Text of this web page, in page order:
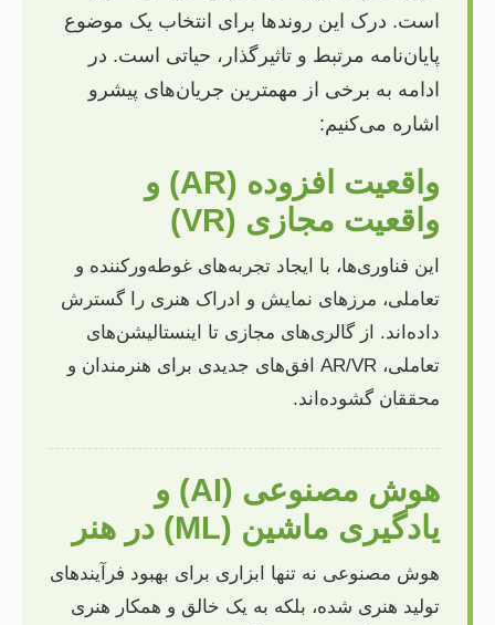
است. درک این روندها برای انتخاب یک موضوع
پایان‌نامه مرتبط و تاثیرگذار، حیاتی است. در
ادامه به برخی از مهمترین جریان‌های پیشرو
اشاره می‌کنیم:
واقعیت افزوده (AR) و
واقعیت مجازی (VR)
این فناوری‌ها، با ایجاد تجربه‌های غوطه‌ورکننده و
تعاملی، مرزهای نمایش و ادراک هنری را گسترش
داده‌اند. از گالری‌های مجازی تا اینستالیشن‌های
تعاملی، AR/VR افق‌های جدیدی برای هنرمندان و
محققان گشوده‌اند.
هوش مصنوعی (AI) و
یادگیری ماشین (ML) در هنر
هوش مصنوعی نه تنها ابزاری برای بهبود فرآیندهای
تولید هنری شده، بلکه به یک خالق و همکار هنری